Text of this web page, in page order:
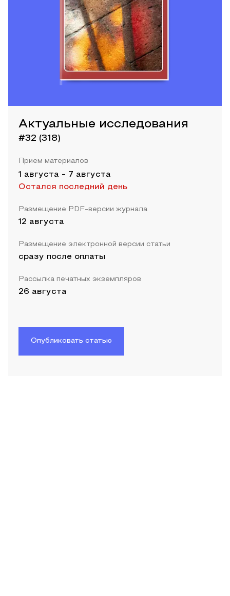
Актуальные исследования
#32 (318)
Прием материалов
1 августа - 7 августа
Остался последний день
Размещение PDF-версии журнала
12 августа
Размещение электронной версии статьи
сразу после оплаты
Рассылка печатных экземпляров
26 августа
Опубликовать статью